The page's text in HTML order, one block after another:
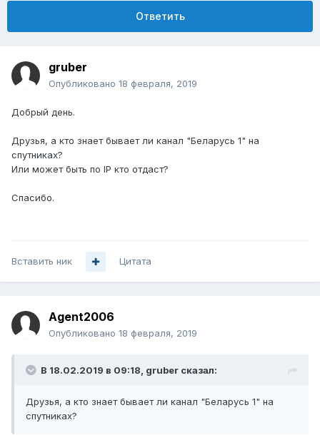
Ответить
gruber
Опубликовано 18 февраля, 2019
Добрый день.
Друзья, а кто знает бывает ли канал "Беларусь 1" на
спутниках?
Или может быть по IP кто отдаст?
Спасибо.
Вставить ник Цитата
Agent2006
Опубликовано 18 февраля, 2019
В 18.02.2019 в 09:18, gruber сказал:
Друзья, а кто знает бывает ли канал "Беларусь 1" на
спутниках?